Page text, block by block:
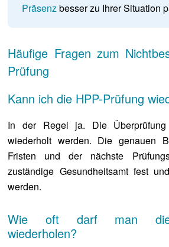
Präsenzbesser zu Ihrer Situation
Häufige Fragen zum
Prüfung
Kann ich die HPP-Prüfung
In der Regel ja. Die Überprüfung
wiederholt werden. Die genauen
Fristen und der nächste
zuständige Gesundheitsamt fest
werden.
Wie oft darf man die
wiederholen?